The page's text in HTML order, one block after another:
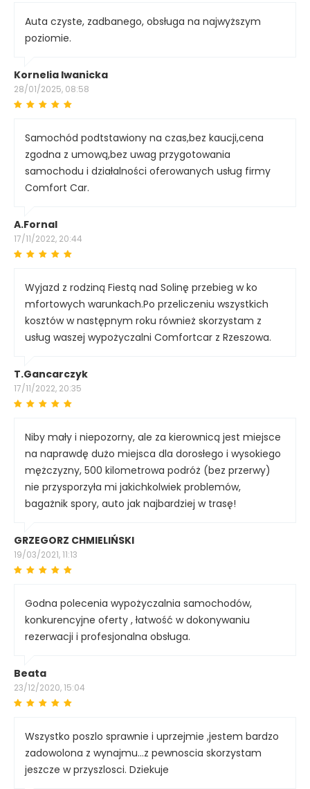
Auta czyste, zadbanego, obsługa na najwyższym
poziomie.
Kornelia Iwanicka
28/01/2025, 08:58
Samochód podtstawiony na czas,bez kaucji,cena
zgodna z umową,bez uwag przygotowania
samochodu i działalności oferowanych usług firmy
Comfort Car.
A.Fornal
17/11/2022, 20:44
Wyjazd z rodziną Fiestą nad Solinę przebieg w ko
mfortowych warunkach.Po przeliczeniu wszystkich
kosztów w następnym roku również skorzystam z
usług waszej wypożyczalni Comfortcar z Rzeszowa.
T.Gancarczyk
17/11/2022, 20:35
Niby mały i niepozorny, ale za kierownicą jest miejsce
na naprawdę dużo miejsca dla dorosłego i wysokiego
mężczyzny, 500 kilometrowa podróż (bez przerwy)
nie przysporzyła mi jakichkolwiek problemów,
bagażnik spory, auto jak najbardziej w trasę!
GRZEGORZ CHMIELIŃSKI
19/03/2021, 11:13
Godna polecenia wypożyczalnia samochodów,
konkurencyjne oferty , łatwość w dokonywaniu
rezerwacji i profesjonalna obsługa.
Beata
23/12/2020, 15:04
Wszystko poszlo sprawnie i uprzejmie ,jestem bardzo
zadowolona z wynajmu...z pewnoscia skorzystam
jeszcze w przyszlosci. Dziekuje